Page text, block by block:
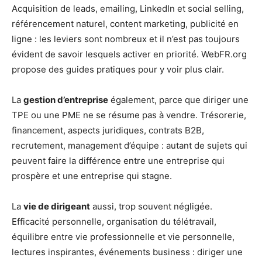
Acquisition de leads, emailing, LinkedIn et social selling,
référencement naturel, content marketing, publicité en
ligne : les leviers sont nombreux et il n’est pas toujours
évident de savoir lesquels activer en priorité. WebFR.org
propose des guides pratiques pour y voir plus clair.
La gestion d’entreprise également, parce que diriger une
TPE ou une PME ne se résume pas à vendre. Trésorerie,
financement, aspects juridiques, contrats B2B,
recrutement, management d’équipe : autant de sujets qui
peuvent faire la différence entre une entreprise qui
prospère et une entreprise qui stagne.
La vie de dirigeant aussi, trop souvent négligée.
Efficacité personnelle, organisation du télétravail,
équilibre entre vie professionnelle et vie personnelle,
lectures inspirantes, événements business : diriger une